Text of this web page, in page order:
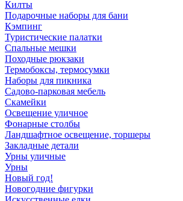
Килты
Подарочные наборы для бани
Кэмпинг
Туристические палатки
Спальные мешки
Походные рюкзаки
Термобоксы, термосумки
Наборы для пикника
Садово-парковая мебель
Скамейки
Освещение уличное
Фонарные столбы
Ландшафтное освещение, торшеры
Закладные детали
Урны уличные
Урны
Новый год!
Новогодние фигурки